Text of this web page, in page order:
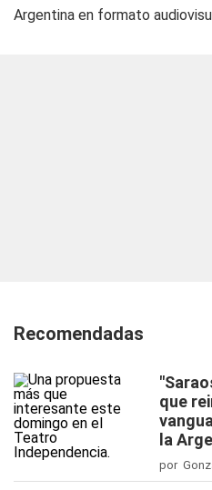
Argentina en formato
Recomendadas
que
la
por